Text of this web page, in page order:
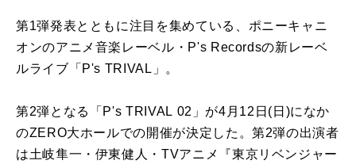
第1弾発表とと も に注目を集めている、 ポニーキャニ
オンのアニメ 音楽レーベル・ P's Recordsの新レーベ
ルライブ「 P's TRIVAL 」。
第2弾となる「 P's TRIVAL 02 」が4 月 12 日 ( 日 )になか
のZERO大ホールでの開催が決定 した。第2弾の出演者
は土岐隼一 ・ 伊東健 人 ・TVアニメ 『東京リベンジャー